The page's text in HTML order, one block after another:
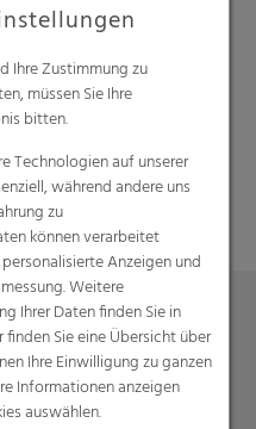
Ihre Zustimmung zu
müssen Sie Ihre
bitten.
Technologien auf unserer
während andere uns
zu
können verarbeitet
Anzeigen und
Weitere
Ihrer Daten finden Sie in
finden Sie eine Übersicht über
Ihre Einwilligung zu ganzen
Informationen anzeigen
auswählen.